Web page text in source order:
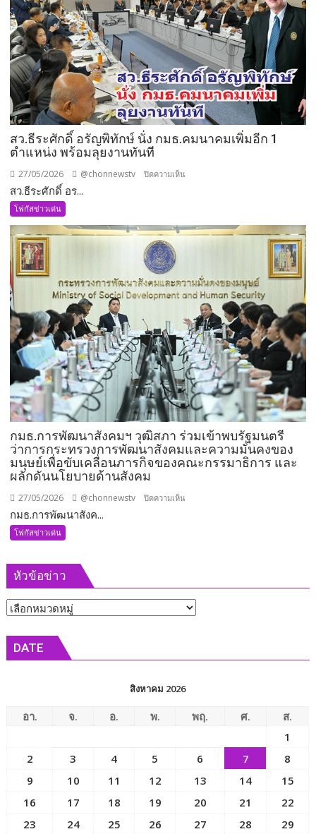
ด้าน
ความ
มั่นคง
แบบ
องค์
รวม
สว.ธีระศักดิ์ อรัญพิทักษ์ นั่ง กมธ.คมนาคมเพิ่มอีก 1
ตำแหน่ง พร้อมลุยงานทันที
27/05/2026 @chonnewstv ปิดความเห็น
อรัญ
กมธ.คมนาคม
เพิ่ม
1
ตำแหน่ง
พร้อม
ลุย
งาน
ทันที
สว.ธีระศักดิ์ อร...
โฟกัสข่าวเด่น
กมธ.การพัฒนาสังคมฯ วุฒิสภา ร่วมเข้าพบรัฐมนตรี
ว่าการกระทรวงการพัฒนาสังคมและความมั่นคงของ
มนุษย์เพื่อขับเคลื่อนภารกิจของคณะกรรมาธิการ และ
ผลักดันนโยบายด้านสังคม
27/05/2026 @chonnewstv ปิดความเห็น
เข้า
พบ
และ
ของ
มนุษย์
ขับ
เคลื่อน
กมธ.การพัฒนาสังค...
โฟกัสข่าวเด่น
หัวข้อข่าว
หัวข้อ
DATE
สิงหาคม 2026
อา. จ. อ. พ. พฤ. ศ.
ส.
1
2
3 4 5 6 7
8
9
10 11 12 13 14
15
16
17 18 19 20 21
22
23
24 25 26 27 28
29